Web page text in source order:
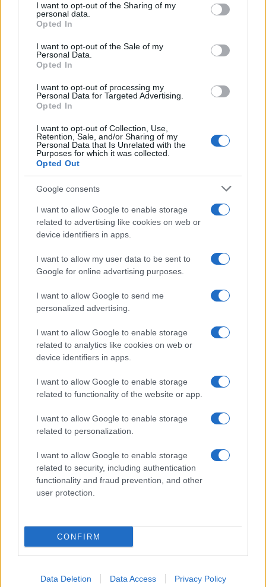
disclose it to other third parties.
Please note that this website/app uses one or more Google
services and may gather and store information including but
not limited to your visit or usage behaviour. You may click to
grant or deny consent to Google and its third-party tags to
consent section.
I want to opt-out of the Sharing of my
personal data.
Opted In
I want to opt-out of the Sale of my
Personal Data.
Opted In
I want to opt-out of processing my
Personal Data for Targeted Advertising.
Opted In
I want to opt-out of Collection, Use,
Retention, Sale, and/or Sharing of my
Personal Data that Is Unrelated with the
Purposes for which it was collected.
Opted Out
Google consents
I want to allow Google to enable storage
related to advertising like cookies on web or
device identifiers in apps.
I want to allow my user data to be sent to
Google for online advertising purposes.
I want to allow Google to send me
personalized advertising.
I want to allow Google to enable storage
related to analytics like cookies on web or
device identifiers in apps.
I want to allow Google to enable storage
related to functionality of the website or app.
I want to allow Google to enable storage
related to personalization.
I want to allow Google to enable storage
related to security, including authentication
functionality and fraud prevention, and other
user protection.
CONFIRM
Data Deletion Data Access Privacy Policy
Pordenone /Il Premio Airone di Carta 2026 a GiULiA
giornaliste: promuove la cultura della parità
Facebook
Twitter
Instagram
LinkedIn
Cookie Policy
Chi siamo
Syndication
Globalist
Globalscience
Culture
Megachip
Giornale dello
Wondernet
Giuliana Sgrena
Syndication